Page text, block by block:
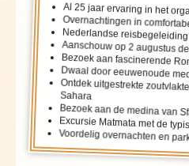
Al 25 jaar ervaring in het
Overnachtingen in
Nederlandse reisbegeleiding
Aanschouw op 2 augustus
Bezoek aan fascinerende
Dwaal door eeuwenoude
Ontdek uitgestrekte
Sahara
Bezoek aan de medina van
Excursie Matmata met de
Voordelig overnachten en